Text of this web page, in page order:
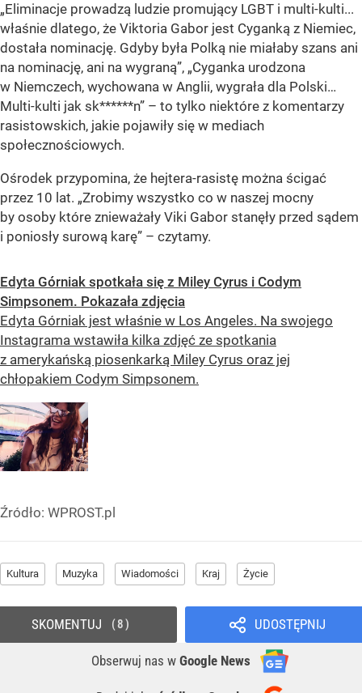
„Eliminacje prowadzą ludzie promujący LGBT i multi-kulti...
właśnie dlatego, że Viktoria Gabor jest Cyganką z Niemiec,
dostała nominację. Gdyby była Polką nie miałaby szans ani
na nominację, ani na wygraną”, „Cyganka urodzona
w Niemczech, wychowana w Anglii, wygrała dla Polski…
Multi-kulti jak sk******n” – to tylko niektóre z komentarzy
rasistowskich, jakie pojawiły się w mediach
społecznościowych.
Ośrodek przypomina, że hejtera-rasistę można ścigać
przez 10 lat. „Zrobimy wszystko co w naszej mocny
by osoby które znieważały Viki Gabor stanęły przed sądem
i poniosły surową karę” – czytamy.
Edyta Górniak spotkała się z Miley Cyrus i Codym
Simpsonem. Pokazała zdjęcia
Edyta Górniak jest właśnie w Los Angeles. Na swojego
Instagrama wstawiła kilka zdjęć ze spotkania
z amerykańską piosenkarką Miley Cyrus oraz jej
chłopakiem Codym Simpsonem.
Źródło: WPROST.pl
Kultura Muzyka Wiadomości Kraj Życie
UDOSTĘPNIJ
Obserwuj nas w Google News
SKOMENTUJ 8